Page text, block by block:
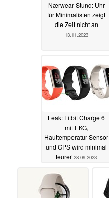
Nærwear Stund: Uhr
für Minimalisten zeigt
die Zeit nicht an
13.11.2023
Leak: Fitbit Charge 6
mit EKG,
Hauttemperatur-Sensor
und GPS wird minimal
teurer 28.09.2023